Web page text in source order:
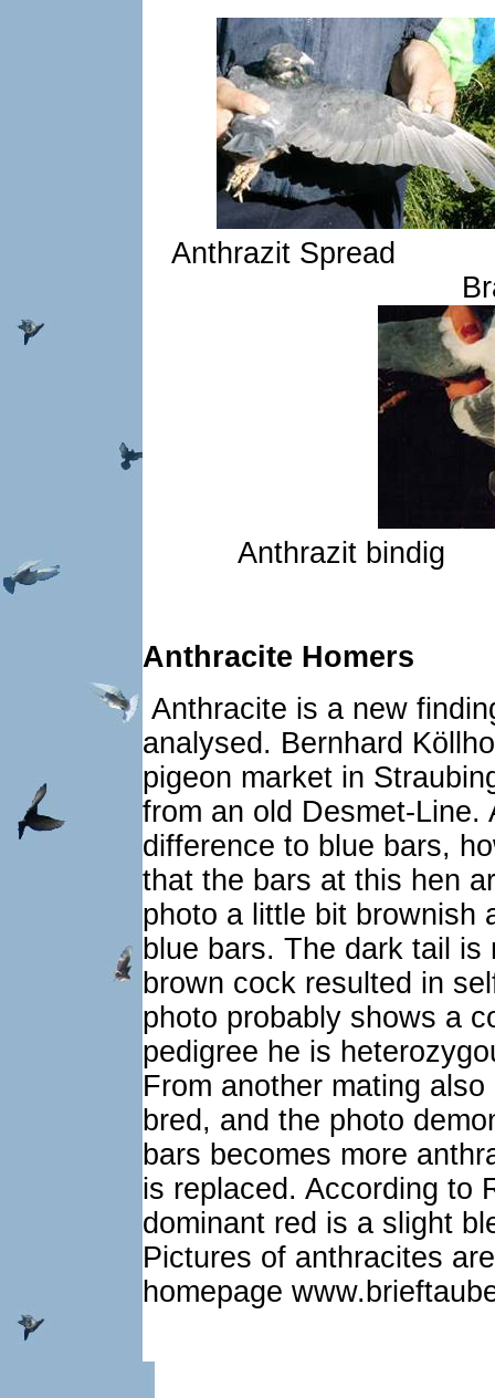
Anthrazit
Anthrazit
Anthracite Homers
Anthracite is a new
analysed. Bernhard
pigeon market in
from an old Desmet-
difference to blue bars,
that the bars at this hen
photo a little bit brownish
blue bars. The dark tail
brown cock resulted in
photo probably shows a
pedigree he is
From another mating also
bred, and the photo
bars becomes more
is replaced. According to
dominant red is a slight
Pictures of anthracites
homepage